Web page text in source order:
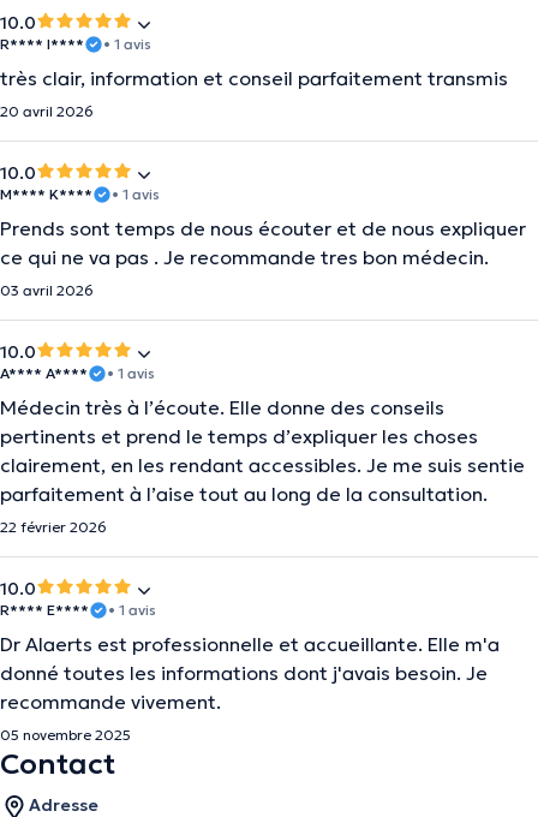
10.0
R**** I**** • 1 avis
très clair, information et conseil parfaitement transmis
20 avril 2026
10.0
M**** K**** • 1 avis
Prends sont temps de nous écouter et de nous expliquer
ce qui ne va pas . Je recommande tres bon médecin.
03 avril 2026
10.0
A**** A**** • 1 avis
Médecin très à l’écoute. Elle donne des conseils
pertinents et prend le temps d’expliquer les choses
clairement, en les rendant accessibles. Je me suis sentie
parfaitement à l’aise tout au long de la consultation.
22 février 2026
10.0
R**** E**** • 1 avis
Dr Alaerts est professionnelle et accueillante. Elle m'a
donné toutes les informations dont j'avais besoin. Je
recommande vivement.
05 novembre 2025
Contact
Adresse